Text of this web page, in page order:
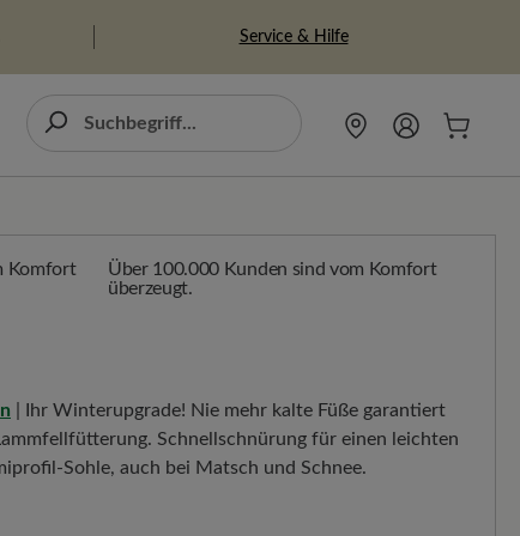
Service & Hilfe
Über 100.000 Kunden sind vom Komfort
überzeugt.
| Ihr Winterupgrade! Nie mehr kalte Füße garantiert
Schnellschnürung für einen leichten
Sohle, auch bei Matsch und Schnee.